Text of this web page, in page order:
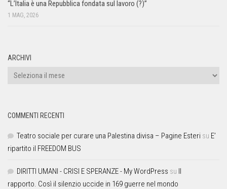
“L’Italia è una Repubblica fondata sul lavoro (?)”
1 MAG, 2026
ARCHIVI
COMMENTI RECENTI
Teatro sociale per curare una Palestina divisa – Pagine Esteri su E’
ripartito il FREEDOM BUS
DIRITTI UMANI - CRISI E SPERANZE - My WordPress su Il
rapporto. Così il silenzio uccide in 169 guerre nel mondo